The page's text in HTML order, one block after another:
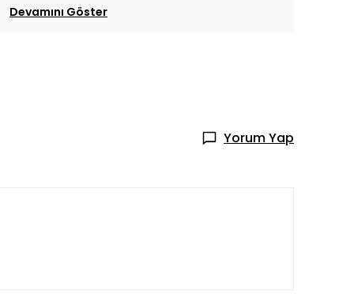
Devamını Göster
Yorum Yap